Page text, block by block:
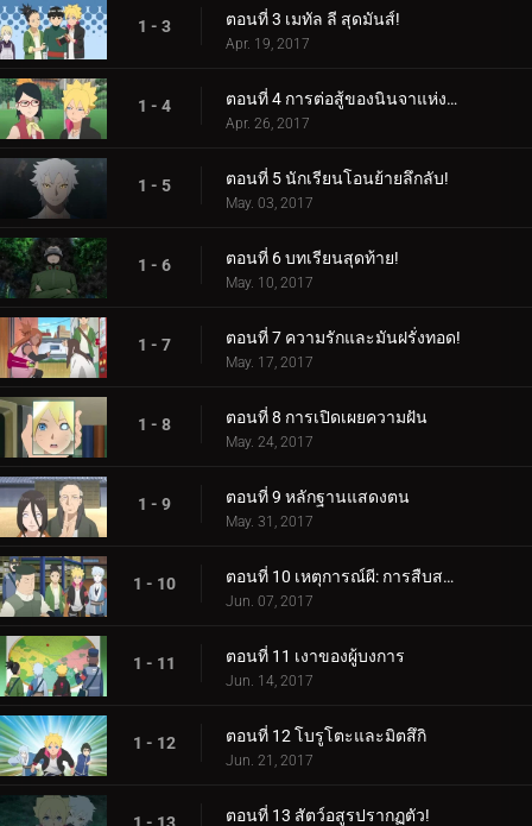
1 - 3 ตอนที่ 3 เมทัล ลี สุดมันส์!
Apr. 19, 2017
1 - 4 ตอนที่ 4 การต่อสู้ของนินจาแห่งเพศ!
Apr. 26, 2017
1 - 5 ตอนที่ 5 นักเรียนโอนย้ายลึกลับ!
May. 03, 2017
1 - 6 ตอนที่ 6 บทเรียนสุดท้าย!
May. 10, 2017
1 - 7 ตอนที่ 7 ความรักและมันฝรั่งทอด!
May. 17, 2017
1 - 8 ตอนที่ 8 การเปิดเผยความฝัน
May. 24, 2017
1 - 9 ตอนที่ 9 หลักฐานแสดงตน
May. 31, 2017
1 - 10 ตอนที่ 10 เหตุการณ์ผี: การสืบสวนเริ่มต้นขึ้น!
Jun. 07, 2017
1 - 11 ตอนที่ 11 เงาของผู้บงการ
Jun. 14, 2017
1 - 12 ตอนที่ 12 โบรูโตะและมิตสึกิ
Jun. 21, 2017
ตอนที่ 13 สัตว์อสูรปรากฏตัว!